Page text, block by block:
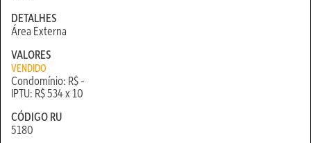
DETALHES
Área Externa
VALORES
VENDIDO
Condomínio: R$ -
IPTU: R$ 534 x 10
CÓDIGO RU
5180